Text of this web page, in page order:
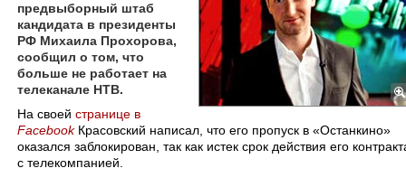
предвыборный штаб
кандидата в президенты
РФ Михаила Прохорова,
сообщил о том, что
больше не работает на
телеканале НТВ.
​На своей странице в
FacebookКрасовский написал, что его пропуск в «Останкино»
оказался заблокирован, так как истек срок действия его
с телекомпанией.